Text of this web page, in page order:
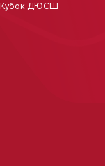
Кубок ДЮСШ